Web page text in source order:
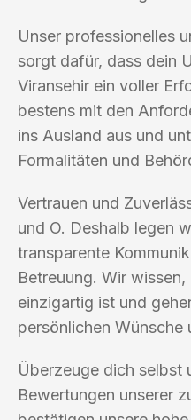
Unser professionelles
sorgt dafür, dass dein
Viransehir ein voller
bestens mit den
ins Ausland aus und
Formalitäten und
Vertrauen und
und O. Deshalb legen
transparente
Betreuung. Wir
einzigartig ist und
persönlichen Wünsche
Überzeuge dich selbst
Bewertungen unserer